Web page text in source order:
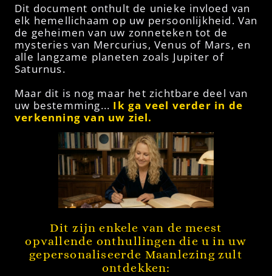
Dit document onthult de unieke invloed van
elk hemellichaam op uw persoonlijkheid. Van
de geheimen van uw zonneteken tot de
mysteries van Mercurius, Venus of Mars, en
alle langzame planeten zoals Jupiter of
Saturnus.
Maar dit is nog maar het zichtbare deel van
uw bestemming... Ik ga veel verder in de
verkenning van uw ziel.
Dit zijn enkele van de meest
opvallende onthullingen die u in uw
gepersonaliseerde Maanlezing zult
ontdekken: